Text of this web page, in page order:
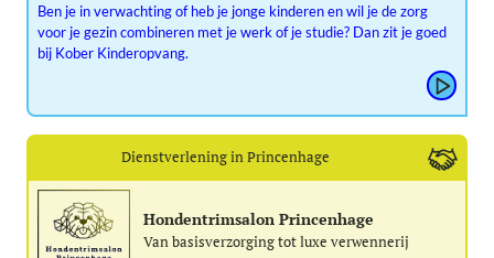
Ben je in verwachting of heb je jonge kinderen en wil je de zorg
voor je gezin combineren met je werk of je studie? Dan zit je goed
bij Kober Kinderopvang.
Dienstverlening in Princenhage
Hondentrimsalon Princenhage
Van basisverzorging tot luxe verwennerij